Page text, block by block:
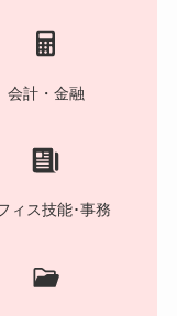
会計・金融
ィス技能･事務